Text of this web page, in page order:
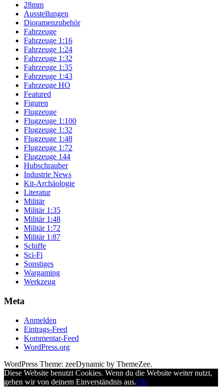
28mm
Ausstellungen
Dioramenzubehör
Fahrzeuge
Fahrzeuge 1:16
Fahrzeuge 1:24
Fahrzeuge 1:32
Fahrzeuge 1:35
Fahrzeuge 1:43
Fahrzeuge HO
Featured
Figuren
Flugzeuge
Flugzeuge 1:100
Flugzeuge 1:32
Flugzeuge 1:48
Flugzeuge 1:72
Flugzeuge 144
Hubschrauber
Industrie News
Kit-Archäologie
Literatur
Militär
Militär 1:35
Militär 1:48
Militär 1:72
Militär 1:87
Schiffe
Sci-Fi
Sonstiges
Wargaming
Werkzeug
Meta
Anmelden
Eintrags-Feed
Kommentar-Feed
WordPress.org
WordPress Theme: zeeDynamic by ThemeZee.
Diese Website benutzt Cookies. Wenn du die Website weiter nutzt,
gehen wir von deinem Einverständnis aus.OK